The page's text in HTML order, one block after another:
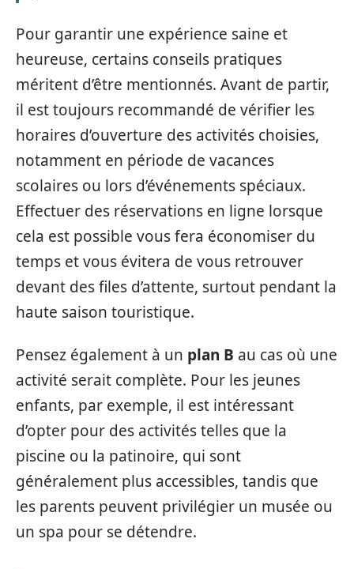
Pour garantir une expérience saine et
heureuse, certains conseils pratiques
méritent d’être mentionnés. Avant de partir,
il est toujours recommandé de vérifier les
horaires d’ouverture des activités choisies,
notamment en période de vacances
scolaires ou lors d’événements spéciaux.
Effectuer des réservations en ligne lorsque
cela est possible vous fera économiser du
temps et vous évitera de vous retrouver
devant des files d’attente, surtout pendant la
haute saison touristique.
Pensez également à un plan B au cas où une
activité serait complète. Pour les jeunes
enfants, par exemple, il est intéressant
d’opter pour des activités telles que la
piscine ou la patinoire, qui sont
généralement plus accessibles, tandis que
les parents peuvent privilégier un musée ou
un spa pour se détendre.